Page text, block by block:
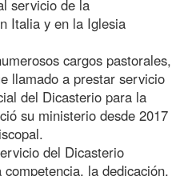
servicio de la
Italia y en la Iglesia
cargos pastorales,
llamado a prestar servicio
del Dicasterio para la
su ministerio desde 2017
del Dicasterio
la dedicación,